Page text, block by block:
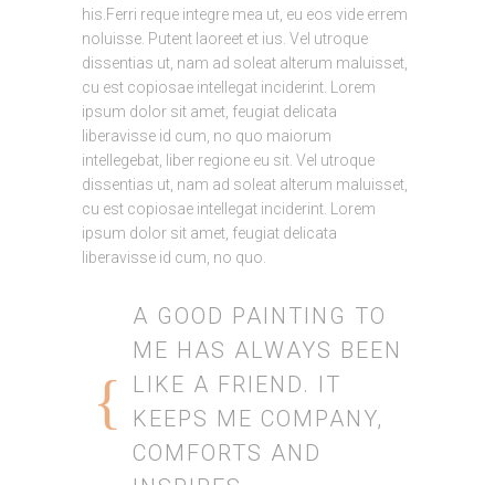
his.Ferri reque integre mea ut, eu eos vide errem
noluisse. Putent laoreet et ius. Vel utroque
dissentias ut, nam ad soleat alterum maluisset,
cu est copiosae intellegat inciderint. Lorem
ipsum dolor sit amet, feugiat delicata
liberavisse id cum, no quo maiorum
intellegebat, liber regione eu sit. Vel utroque
dissentias ut, nam ad soleat alterum maluisset,
cu est copiosae intellegat inciderint. Lorem
ipsum dolor sit amet, feugiat delicata
liberavisse id cum, no quo.
A GOOD PAINTING TO
ME HAS ALWAYS BEEN
LIKE A FRIEND. IT
KEEPS ME COMPANY,
COMFORTS AND